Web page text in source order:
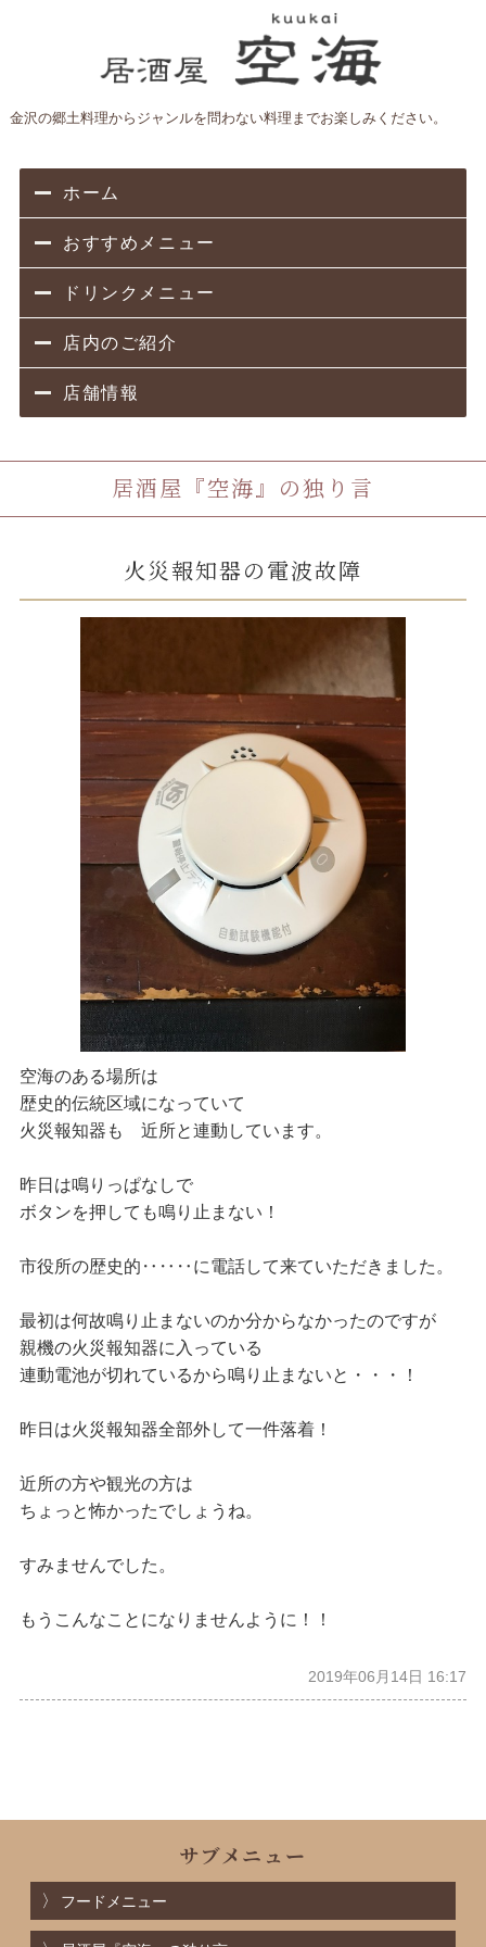
金沢の郷土料理からジャンルを問わない料理までお楽しみください。
ホーム
おすすめメニュー
ドリンクメニュー
店内のご紹介
店舗情報
居酒屋『空海』の独り言
火災報知器の電波故障
空海のある場所は
歴史的伝統区域になっていて
火災報知器も 近所と連動しています。
昨日は鳴りっぱなしで
ボタンを押しても鳴り止まない！
市役所の歴史的‥‥‥に電話して来ていただきました。
最初は何故鳴り止まないのか分からなかったのですが
親機の火災報知器に入っている
連動電池が切れているから鳴り止まないと・・・！
昨日は火災報知器全部外して一件落着！
近所の方や観光の方は
ちょっと怖かったでしょうね。
すみませんでした。
もうこんなことになりませんように！！
2019年06月14日 16:17
サブメニュー
フードメニュー